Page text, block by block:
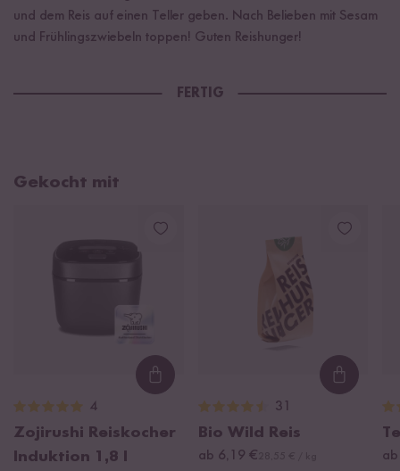
und dem Reis auf einen Teller geben. Nach Belieben mit Sesam
und Frühlingszwiebeln toppen! Guten Reishunger!
FERTIG
Gekocht mit
Loading...
4
Zojirushi Reiskocher
Induktion 1,8 l
31
Bio Wild Reis
ab 6,19 €